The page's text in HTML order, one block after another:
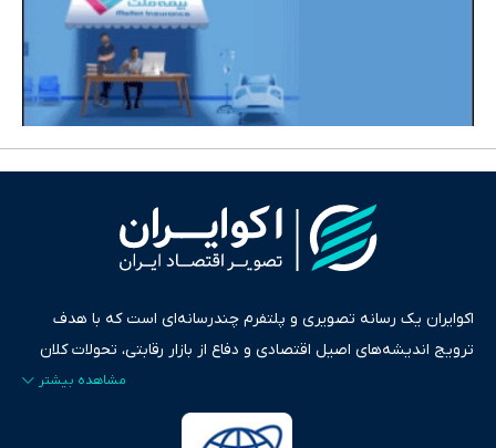
اکوایران یک رسانه تصویری و پلتفرم چندرسانه‌ای است که با هدف
ترویج اندیشه‌های اصیل اقتصادی و دفاع از بازار رقابتی، تحولات کلان
ایران و جهان را در قالب‌های ویدیو، پادکست، متن و گزارش‌های تحلیلی
پایش می‌کند. این رسانه به عنوان منبعی دقیق و قابل اعتماد، فراتر از
اطلاع‌رسانی صرف، به تبیین سیاست‌ها و کارکردهای بازارهای مالی،